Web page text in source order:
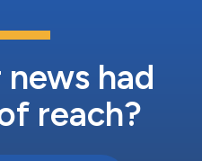
had
reach?